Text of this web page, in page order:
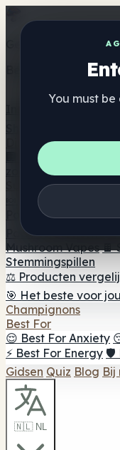
You must
Get the ShrooMap
Better than mobile
Directory
🏢 Merk Directory
zoeker 🛒 Online
Supplementen
🍬 Paddenstoel
Paddenstoel
Paddestoel koffie
Mushroom Vapes 🍫
Stemmingspillen
⚖️ Producten
🎯 Het beste voor
Champignons
Best For
😌 Best For Anxiety
⚡ Best For Energy 🛡️
Gidsen Quiz Blog Bij
🇳🇱 NL